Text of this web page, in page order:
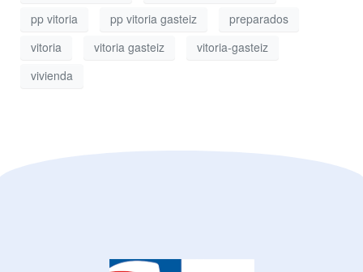
pp vitoria
pp vitoria gasteiz
preparados
vitoria
vitoria gasteiz
vitoria-gasteiz
vivienda